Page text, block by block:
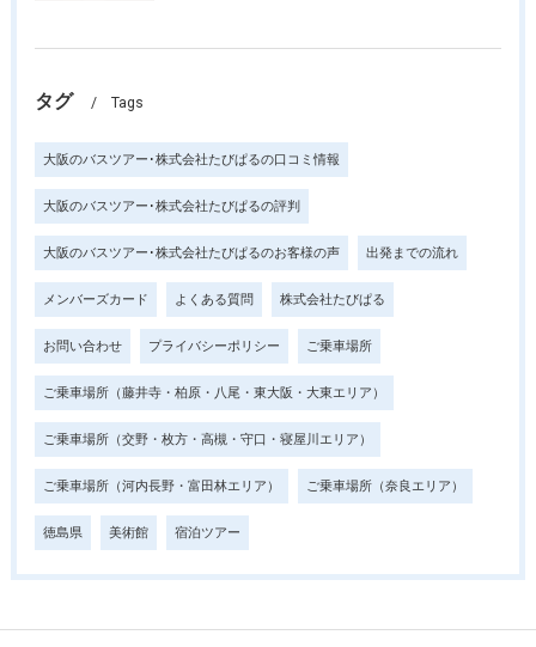
タグ Tags
大阪のバスツアー･株式会社たびぱるの口コミ情報
大阪のバスツアー･株式会社たびぱるの評判
大阪のバスツアー･株式会社たびぱるのお客様の声 出発までの流れ
メンバーズカード よくある質問 株式会社たびぱる
お問い合わせ プライバシーポリシー ご乗車場所
ご乗車場所（藤井寺・柏原・八尾・東大阪・大東エリア）
ご乗車場所（交野・枚方・高槻・守口・寝屋川エリア）
ご乗車場所（河内長野・富田林エリア） ご乗車場所（奈良エリア）
徳島県 美術館 宿泊ツアー